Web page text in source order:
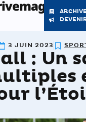
3 JUIN 2023
: Un